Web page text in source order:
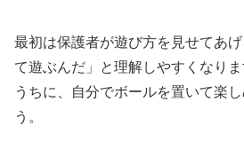
最初は保護者が遊び方を見せてあ
て遊ぶんだ」と理解しやすくなり
うちに、自分でボールを置いて楽
う。